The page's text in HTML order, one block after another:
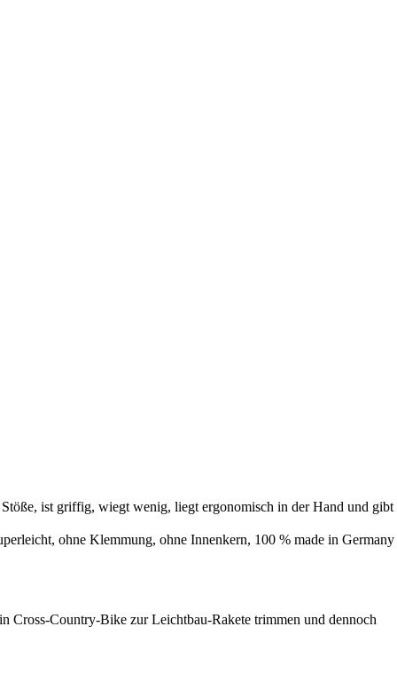
ist griffig, wiegt wenig, liegt ergonomisch in der Hand und gibt
ohne Klemmung, ohne Innenkern, 100 % made in Germany
Cross-Country-Bike zur Leichtbau-Rakete trimmen und dennoch